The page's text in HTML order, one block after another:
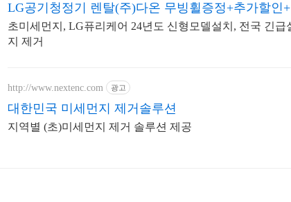
LG공기청정기 렌탈(주)다온 무빙휠증정+추가할인+
초미세먼지, LG퓨리케어 24년도 신형모델설치, 전국 긴급
지 제거
http://www.nextenc.com 광고
대한민국 미세먼지 제거솔루션
지역별 (초)미세먼지 제거 솔루션 제공